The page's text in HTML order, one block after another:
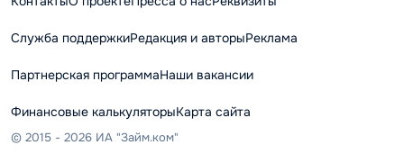
Служба поддержкиРедакция и авторыРеклама
Партнерская программаНаши вакансии
Финансовые калькуляторыКарта сайта
© 2015 - 2026 ИА "Займ.ком"